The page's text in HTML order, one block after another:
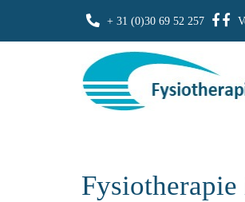
+ 31 (0)30 69 52 257